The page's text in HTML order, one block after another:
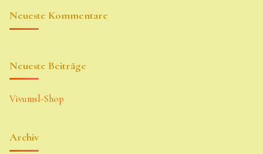
Neueste Kommentare
Neueste Beiträge
Vivumsl-Shop
Archiv